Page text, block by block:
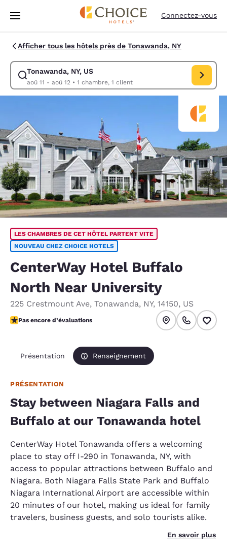
Passer à Contenu Principal
Connectez-vous
Afficher tous les hôtels près de Tonawanda, NY
Tonawanda, NY, US
aoû 11 - aoû 12• 1 chambre, 1 client
Modifiez la recherche pour Tonawanda, NY, US. Date d’arrivée aoû 11,
LES CHAMBRES DE CET HÔTEL PARTENT VITE
NOUVEAU CHEZ CHOICE HOTELS
CenterWay Hotel Buffalo
North Near University
225 Crestmount Ave, Tonawanda, NY, 14150, US
Pas encore d’évaluations
Pas encore d’évaluations
Présentation Renseignement
PRÉSENTATION
Stay between Niagara Falls and
Buffalo at our Tonawanda hotel
CenterWay Hotel Tonawanda offers a welcoming
place to stay off I-290 in Tonawanda, NY, with
access to popular attractions between Buffalo and
Niagara. Both Niagara Falls State Park and Buffalo
Niagara International Airport are accessible within
20 minutes of our hotel, making us ideal for family
travelers, business guests, and solo tourists alike.
En savoir plus